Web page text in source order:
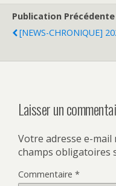
Publication Précédente
[NEWS-CHRONIQUE]
Laisser un
Votre adresse e-mail
champs obligatoires
Commentaire *